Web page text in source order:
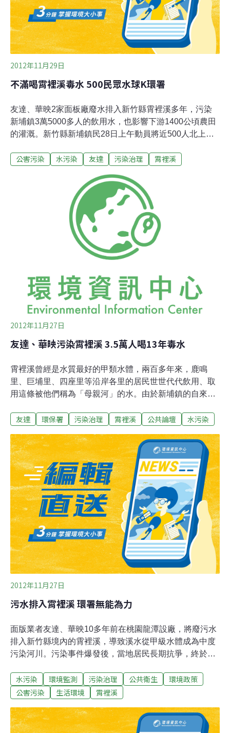
大部分是合格，令人質疑廠商自行檢測的可信度。不過由
於霄裡溪案事業廢水導電度檢測結果，各方說法不
2012年11月29日
不滿喝霄裡溪毒水 500民眾水球K環署
友達、華映2家面板廠廢水排入新竹縣霄裡溪多年，污染
新埔鎮3萬5000多人的飲用水，也影響下游1400公頃農田
的灌溉。新竹縣新埔鎮民28日上午動員將近500人北上抗
霄裡溪的水，要讓官員嚐嚐「毒水」的滋味。環保署水質
要採用用水完全回收不排放的技術，至於華映則還在溝通
協調中。勞動黨新竹縣議員高偉凱指出，友達、華映多年
來將廢水排放霄裡溪，2009年環評決議2廠廢水改排桃園
縣老街溪，然而卻遭到桃園縣政府拒絕；101年3月經濟部
為了替2家面板廠護航，於是發出公文稱「霄裡溪將不再
是飲用水水源」，隨後環保署也發出公文，說2家廠商把
廢水排放霄裡溪已經沒有違反環評結論，因此28日動員民
保署，向環保署表達不滿。500人約中午12時浩浩蕩蕩抵
達環保署，高偉凱要求環保
公害污染 水污染 友達 污染治理 霄裡溪
2012年11月27日
友達、華映污染霄裡溪 3.5萬人喝13年毒水
霄裡溪曾經是水質最好的甲類水體，兩百多年來，鹿鳴
里、巨埔里、四座里等沿岸各里的居民世世代代飲用、取
用這條被他們稱為「母親河」的水。由於新埔鎮的自來水
水與溪水相連，因此溪水品質會直接影響到井水的品質。
大廠在霄裡溪上游設廠後，每天排放大量的廢水進入該
溪，其排放量最高可以佔霄裡溪河川總流量45%。環保署
一而再，再而三宣稱友達、華映放流到霄裡溪的廢水，都
符合放流水、飲用水標準，並沒有汙染霄裡溪。經本會調
查發現，這是為了幫廠商脫罪，蓄意隱匿事實，欺騙大眾
的惡劣行徑。環保署隱瞞事實 重金屬鉬嚴重超標霄裡溪污
染事件爆發和抗爭十年後，2009年11月26日，環保署終於
修法公告將重金屬銦（In）和鉬（Mo）列入飲用水管制項
目，設定安全標準為70ug/L。然而該署對霄裡溪流域民井
水質監測的結果顯示，2
友達 環保署 污染治理 霄裡溪 公共論壇 水污染
2012年11月27日
污水排入霄裡溪 環署無能為力
面版業者友達、華映10多年前在桃園龍潭設廠，將廢污水
排入新竹縣境內的霄裡溪，導致溪水從甲級水體成為中度
污染河川。污染事件爆發後，當地居民長期抗爭，終於在
（In）和鉬（Mo）納入管制標準。長期監測後發覺，兩者
數值仍頻頻超標，衝擊居民健康。地球公民基金會27日公
金會執行長李根政直言，環保署應要求業者處理這些廢污
水，而不是讓居民承受污染。裝自來水 治標不治本根據環
水污染 環境監測 污染治理 公共衛生
環境政策
公害污染
生活環境 霄裡溪